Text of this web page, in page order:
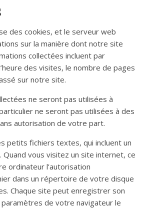
des cookies, et le serveur web
sur la manière dont notre site
collectées incluent par
des visites, le nombre de pages
sur notre site.
ne seront pas utilisées à
ne seront pas utilisées à des
autorisation de votre part.
petits fichiers textes, qui incluent un
Quand vous visitez un site internet, ce
ordinateur l’autorisation
dans un répertoire de votre disque
Chaque site peut enregistrer son
de votre navigateur le